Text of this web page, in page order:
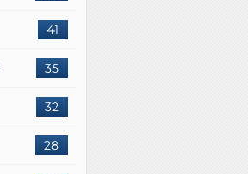
41
35
32
28